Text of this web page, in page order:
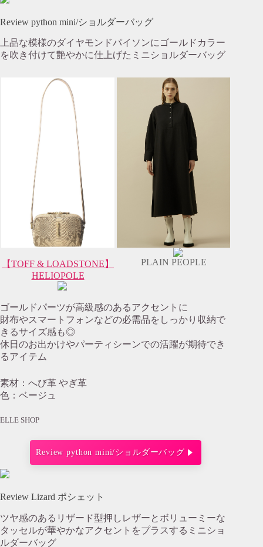
Review python mini/ショルダーバッグ
上品な模様のダイヤモンドパイソンにゴールドカラー
を吹き付けて艶やかに仕上げたミニショルダーバッグ
【TOFF & LOADSTONE】
HELIOPOLE
PLAIN PEOPLE
ゴールドパーツが高級感のあるアクセントに
財布やスマートフォンなどの必需品をしっかり収納で
きるサイズ感も◎
休日のお出かけやパーティシーンでの活躍が期待でき
るアイテム
素材：へび革 やぎ革
色：ベージュ
ELLE SHOP
Review python mini/ショルダーバッグ
Review Lizard ポシェット
ツヤ感のあるリザード型押しレザーとボリューミーな
タッセルが華やかなアクセントをプラスするミニショ
ルダーバッグ